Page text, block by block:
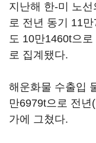
지난해 한-미 노
로 전년 동기 11
도 10만1460t으
로 집계됐다.
해운화물 수출입
만6979t으로 전
가에 그쳤다.